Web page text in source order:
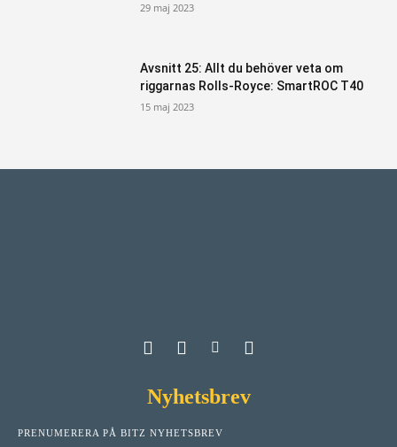
29 maj 2023
Avsnitt 25: Allt du behöver veta om
riggarnas Rolls-Royce: SmartROC T40
15 maj 2023
Nyhetsbrev
PRENUMERERA PÅ BITZ NYHETSBREV